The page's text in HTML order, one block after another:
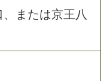
または京王八